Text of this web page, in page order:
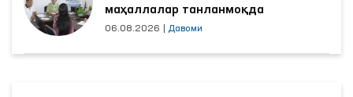
маҳаллалар танланмоқда
06.08.2026 Давоми